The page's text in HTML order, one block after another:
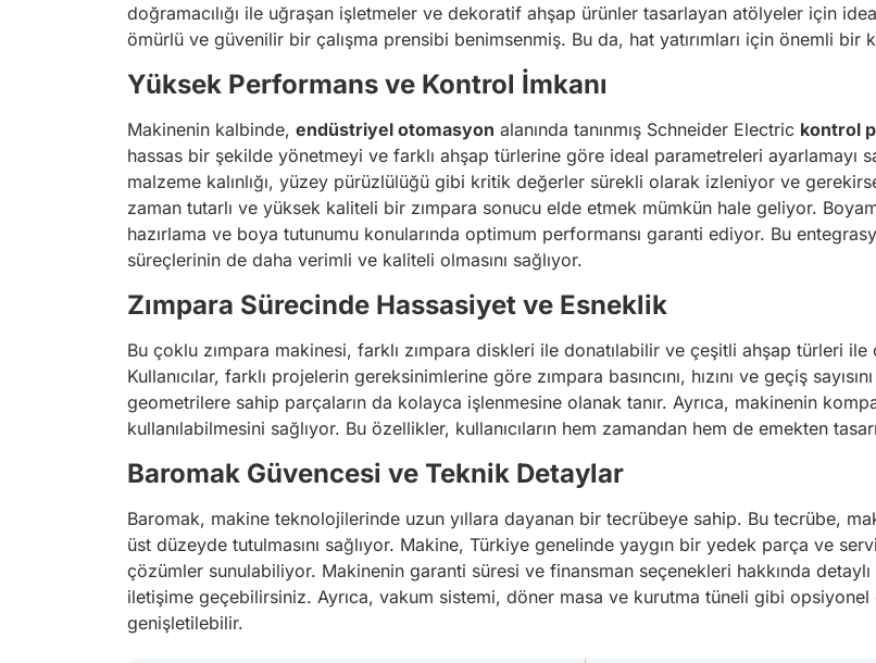
doğramacılığı ile uğraşan işletmeler ve dekoratif ahşap ürünler tasarlayan atölyeler için
ömürlü ve güvenilir bir çalışma prensibi benimsenmiş. Bu da, hat yatırımları için önemli
Yüksek Performans ve Kontrol İmkanı
Makinenin kalbinde, endüstriyel otomasyon alanında tanınmış Schneider Electric kontrol
hassas bir şekilde yönetmeyi ve farklı ahşap türlerine göre ideal parametreleri ayarlamayı
malzeme kalınlığı, yüzey pürüzlülüğü gibi kritik değerler sürekli olarak izleniyor ve
zaman tutarlı ve yüksek kaliteli bir zımpara sonucu elde etmek mümkün hale geliyor.
hazırlama ve boya tutunumu konularında optimum performansı garanti ediyor. Bu
süreçlerinin de daha verimli ve kaliteli olmasını sağlıyor.
Zımpara Sürecinde Hassasiyet ve Esneklik
Bu çoklu zımpara makinesi, farklı zımpara diskleri ile donatılabilir ve çeşitli ahşap türleri ile
Kullanıcılar, farklı projelerin gereksinimlerine göre zımpara basıncını, hızını ve geçiş
geometrilere sahip parçaların da kolayca işlenmesine olanak tanır. Ayrıca, makinenin
kullanılabilmesini sağlıyor. Bu özellikler, kullanıcıların hem zamandan hem de emekten
Baromak Güvencesi ve Teknik Detaylar
Baromak, makine teknolojilerinde uzun yıllara dayanan bir tecrübeye sahip. Bu tecrübe,
üst düzeyde tutulmasını sağlıyor. Makine, Türkiye genelinde yaygın bir yedek parça ve
çözümler sunulabiliyor. Makinenin garanti süresi ve finansman seçenekleri hakkında
iletişime geçebilirsiniz. Ayrıca, vakum sistemi, döner masa ve kurutma tüneli gibi
genişletilebilir.